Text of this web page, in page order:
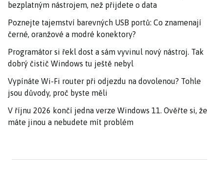
bezplatným nástrojem, než přijdete o data
Poznejte tajemství barevných USB portů: Co znamenají
černé, oranžové a modré konektory?
Programátor si řekl dost a sám vyvinul nový nástroj. Tak
dobrý čistič Windows tu ještě nebyl
Vypínáte Wi-Fi router při odjezdu na dovolenou? Tohle
jsou důvody, proč byste měli
V říjnu 2026 končí jedna verze Windows 11. Ověřte si, že
máte jinou a nebudete mít problém